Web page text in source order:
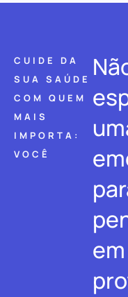
CUIDE DA
SUA SAÚDE
COM QUEM
MAIS
IMPORTA:
VOCÊ
em